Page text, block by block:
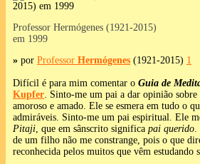
Professor Hermógenes (1921-2015)
em 1999
» por Professor Hermógenes (1921-2015) 1
Difícil é para mim comentar o Guia de
Kupfer . Sinto-me um pai a dar opinião
amoroso e amado. Ele se esmera em tudo o
admiráveis. Sinto-me um pai espiritual. Ele
Pitaji , que em sânscrito significa pai querido
de um filho não me constrange, pois o que
reconhecida pelos muitos que vêm estudando